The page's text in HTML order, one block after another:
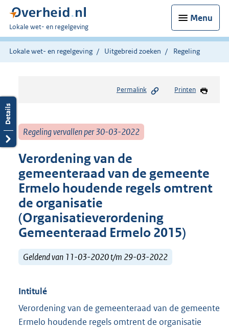
Menu
U
bent
hier:
Lokale wet- en regelgeving
Lokale wet- en regelgeving Uitgebreid zoeken Regeling
Permalink Printen
Regeling vervallen per 30-03-2022
Verordening van de
gemeenteraad van de gemeente
Ermelo houdende regels omtrent
de organisatie
(Organisatieverordening
Gemeenteraad Ermelo 2015)
Geldend van 11-03-2020 t/m 29-03-2022
Intitulé
Verordening van de gemeenteraad van de gemeente
Ermelo houdende regels omtrent de organisatie